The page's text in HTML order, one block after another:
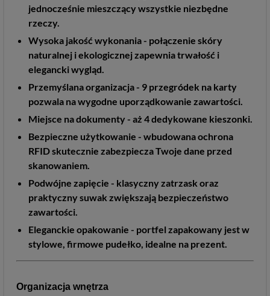
jednocześnie mieszczący wszystkie niezbędne
rzeczy.
Wysoka jakość wykonania - połączenie skóry
naturalnej i ekologicznej zapewnia trwałość i
elegancki wygląd.
Przemyślana organizacja - 9 przegródek na karty
pozwala na wygodne uporządkowanie zawartości.
Miejsce na dokumenty - aż 4 dedykowane kieszonki.
Bezpieczne użytkowanie - wbudowana ochrona
RFID skutecznie zabezpiecza Twoje dane przed
skanowaniem.
Podwójne zapięcie - klasyczny zatrzask oraz
praktyczny suwak zwiększają bezpieczeństwo
zawartości.
Eleganckie opakowanie - portfel zapakowany jest w
stylowe, firmowe pudełko, idealne na prezent.
Organizacja wnętrza